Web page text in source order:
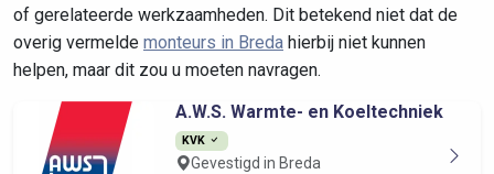
of gerelateerde werkzaamheden. Dit betekend niet dat de
overig vermelde monteurs in Breda hierbij niet kunnen
helpen, maar dit zou u moeten navragen.
A.W.S. Warmte- en Koeltechniek
KVK
Gevestigd in Breda